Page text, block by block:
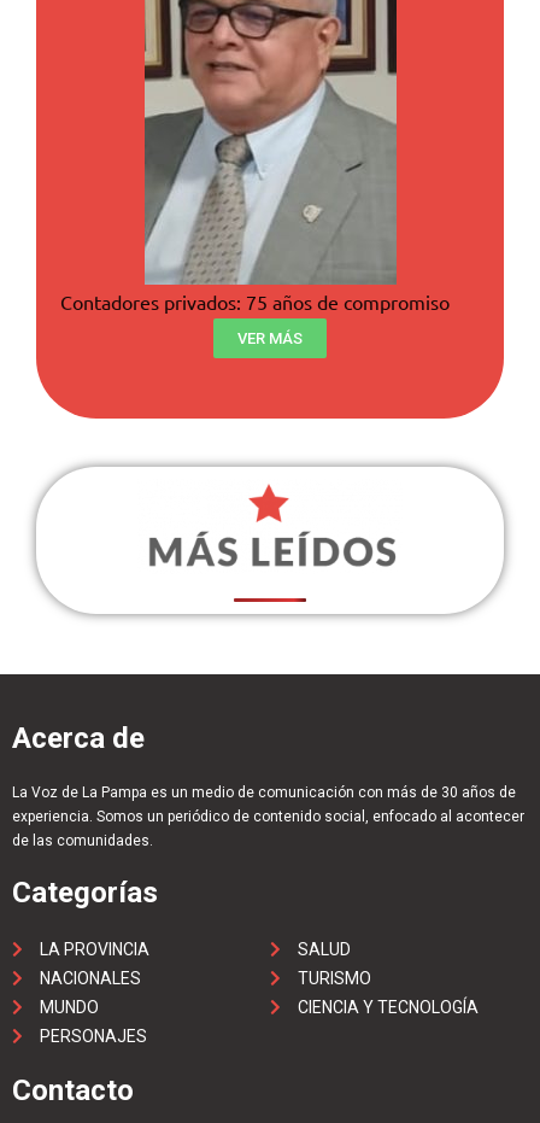
Contadores privados: 75 años de compromiso
VER MÁS
Acerca de
La Voz de La Pampa es un medio de comunicación con más de 30 años de
experiencia. Somos un periódico de contenido social, enfocado al acontecer
de las comunidades.
Categorías
LA PROVINCIA
NACIONALES
MUNDO
PERSONAJES
SALUD
TURISMO
CIENCIA Y TECNOLOGÍA
Contacto